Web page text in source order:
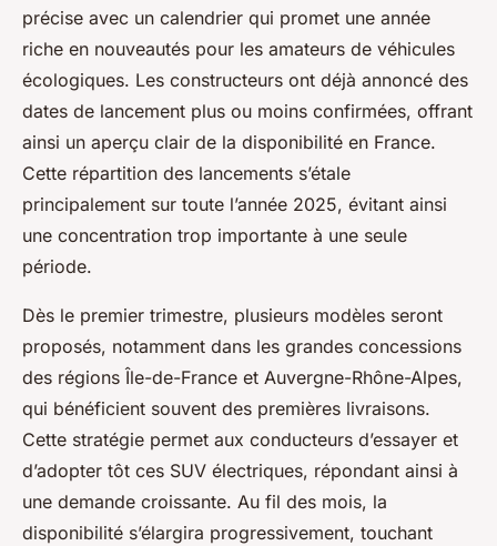
précise avec un calendrier qui promet une année
riche en nouveautés pour les amateurs de véhicules
écologiques. Les constructeurs ont déjà annoncé des
dates de lancement plus ou moins confirmées, offrant
ainsi un aperçu clair de la disponibilité en France.
Cette répartition des lancements s’étale
principalement sur toute l’année 2025, évitant ainsi
une concentration trop importante à une seule
période.
Dès le premier trimestre, plusieurs modèles seront
proposés, notamment dans les grandes concessions
des régions Île-de-France et Auvergne-Rhône-Alpes,
qui bénéficient souvent des premières livraisons.
Cette stratégie permet aux conducteurs d’essayer et
d’adopter tôt ces SUV électriques, répondant ainsi à
une demande croissante. Au fil des mois, la
disponibilité s’élargira progressivement, touchant